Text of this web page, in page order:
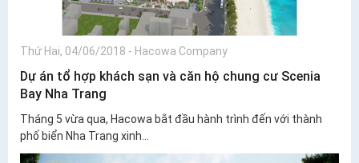
Thứ Hai, 04/06/2018 - Hacowa Company
Dự án tổ hợp khách sạn và căn hộ chung cư Scenia
Bay Nha Trang
Tháng 5 vừa qua, Hacowa bắt đầu hành trình đến với thành
phố biển Nha Trang xinh...